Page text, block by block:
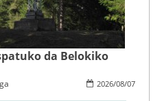
da Belokiko
2026/08/07